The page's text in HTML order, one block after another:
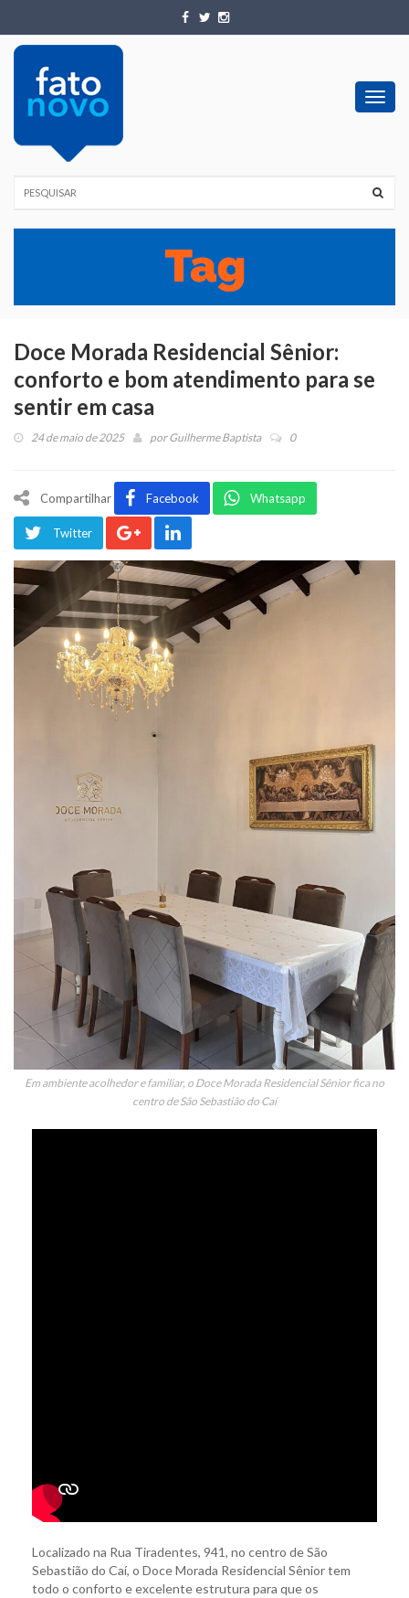
Doce Morada Residencial Sênior:
conforto e bom atendimento para se
sentir em casa
24 de maio de 2025 porGuilherme Baptista 0
Compartilhar Facebook Whatsapp
Twitter
Em ambiente acolhedor e familiar, o Doce Morada Residencial Sênior fica no
centro de São Sebastião do Caí
Localizado na Rua Tiradentes, 941, no centro de São
Sebastião do Caí, o Doce Morada Residencial Sênior tem
todo o conforto e excelente estrutura para que os